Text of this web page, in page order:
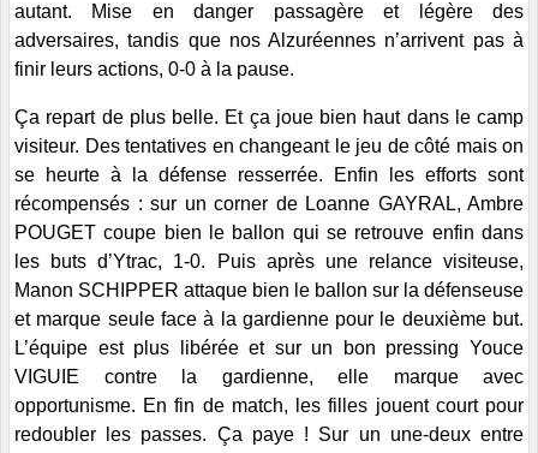
autant. Mise en danger passagère et légère des
adversaires, tandis que nos Alzuréennes n’arrivent pas à
finir leurs actions, 0-0 à la pause.
Ça repart de plus belle. Et ça joue bien haut dans le camp
visiteur. Des tentatives en changeant le jeu de côté mais on
se heurte à la défense resserrée. Enfin les efforts sont
récompensés : sur un corner de Loanne GAYRAL, Ambre
POUGET coupe bien le ballon qui se retrouve enfin dans
les buts d’Ytrac, 1-0. Puis après une relance visiteuse,
Manon SCHIPPER attaque bien le ballon sur la défenseuse
et marque seule face à la gardienne pour le deuxième but.
L’équipe est plus libérée et sur un bon pressing Youce
VIGUIE contre la gardienne, elle marque avec
opportunisme. En fin de match, les filles jouent court pour
redoubler les passes. Ça paye ! Sur un une-deux entre